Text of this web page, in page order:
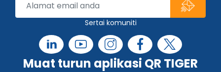
Sertai komuniti
Muat turun aplikasi QR TIGER